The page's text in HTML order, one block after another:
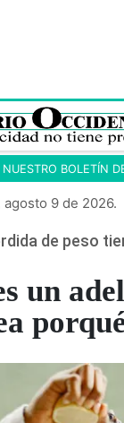
NUESTRO BOLETÍN
agosto 9 de 2026.
de peso
un